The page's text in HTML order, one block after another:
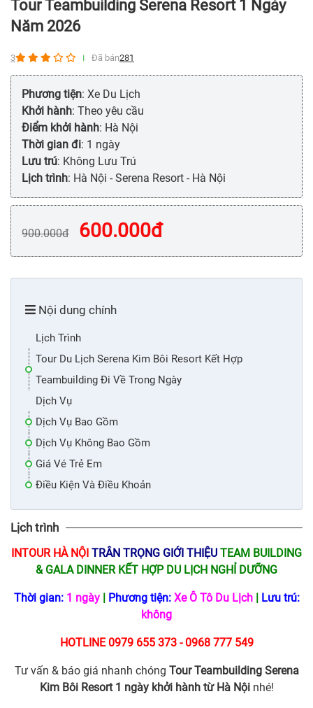
Tour Teambuilding Serena Resort 1 Ngày
Năm 2026
3 Đã bán281
Phương tiện: Xe Du Lịch
Khởi hành: Theo yêu cầu
Điểm khởi hành: Hà Nội
Thời gian đi: 1 ngày
Lưu trú: Không Lưu Trú
Lịch trình: Hà Nội - Serena Resort - Hà Nội
900.000đ 600.000đ
Nội dung chính
Lịch Trình
Tour Du Lịch Serena Kim Bôi Resort Kết Hợp
Teambuilding Đi Về Trong Ngày
Dịch Vụ
Dịch Vụ Bao Gồm
Dịch Vụ Không Bao Gồm
Giá Vé Trẻ Em
Điều Kiện Và Điều Khoản
Lịch trình
INTOUR HÀ NỘI TRÂN TRỌNG GIỚI THIỆU TEAM BUILDING
& GALA DINNER KẾT HỢP DU LỊCH NGHỈ DƯỠNG
Thời gian: 1 ngày| Phương tiện: Xe Ô Tô Du Lịch|
Lưu trú:
không
HOTLINE 0979 655 373 - 0968 777 549
Tư vấn & báo giá nhanh chóng Tour Teambuilding Serena
Kim Bôi Resort 1 ngày khởi hành từ Hà Nộinhé!